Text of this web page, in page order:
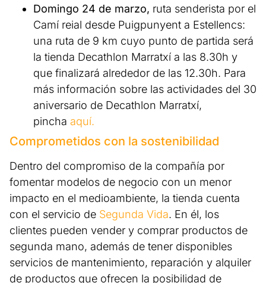
Domingo 24 de marzo, ruta senderista por el
Camí reial desde Puigpunyent a Estellencs:
una ruta de 9 km cuyo punto de partida será
la tienda Decathlon Marratxí a las 8.30h y
que finalizará alrededor de las 12.30h. Para
más información sobre las actividades del 30
aniversario de Decathlon Marratxí,
pincha aquí.
Comprometidos con la sostenibilidad
Dentro del compromiso de la compañía por
fomentar modelos de negocio con un menor
impacto en el medioambiente, la tienda cuenta
con el servicio de Segunda Vida. En él, los
clientes pueden vender y comprar productos de
segunda mano, además de tener disponibles
servicios de mantenimiento, reparación y alquiler
de productos que ofrecen la posibilidad de